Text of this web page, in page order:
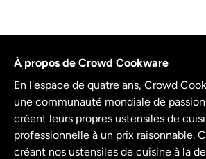
À propos de Crowd Cookware
En l'espace de quatre ans, Crowd
une communauté mondiale de
créent leurs propres ustensiles de
professionnelle à un prix raisonnable.
créant nos ustensiles de cuisine à la